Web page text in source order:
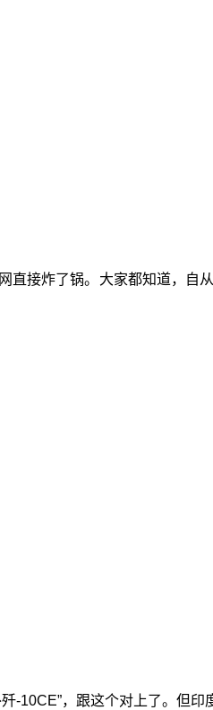
接炸了锅。大家都知道，自
-10CE”，跟这个对上了。但